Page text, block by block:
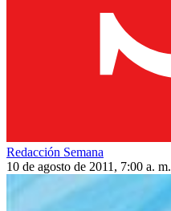
Redacción Semana
10 de agosto de 2011, 7:00 a. m.